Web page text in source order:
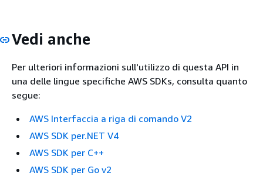
Vedi anche
Per ulteriori informazioni sull'utilizzo di questa API in
una delle lingue specifiche AWS SDKs, consulta quanto
segue:
AWS Interfaccia a riga di comando V2
AWS SDK per.NET V4
AWS SDK per C++
AWS SDK per Go v2